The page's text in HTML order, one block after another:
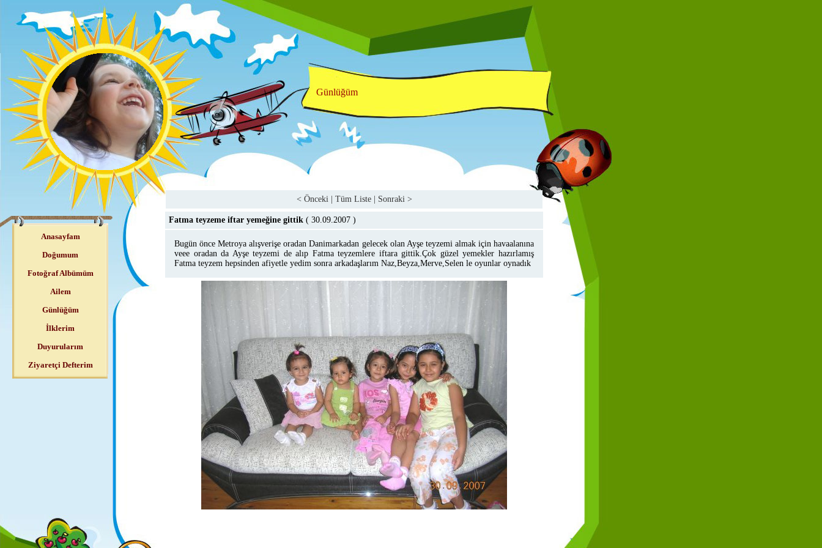
Anasayfam
Doğumum
Fotoğraf Albümüm
Ailem
Günlüğüm
İlklerim
Duyurularım
Ziyaretçi Defterim
Günlüğüm
< Önceki Tüm Liste Sonraki >
Fatma teyzeme iftar yemeğine gittik ( 30.09.2007 )
Bugün önce Metroya alışverişe oradan Danimarkadan gelecek olan Ayşe teyzemi almak için havaalanına
veee oradan da Ayşe teyzemi de alıp Fatma teyzemlere iftara gittik.Çok güzel yemekler hazırlamış
Fatma teyzem hepsinden afiyetle yedim sonra arkadaşlarım Naz,Beyza,Merve,Selen le oyunlar oynadık